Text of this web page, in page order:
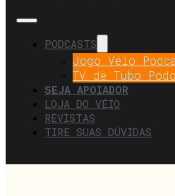
PODCASTS
Jogo Véio
TV de Tubo
SEJA APOIADOR
LOJA DO VÉIO
REVISTAS
TIRE SUAS DÚVIDAS